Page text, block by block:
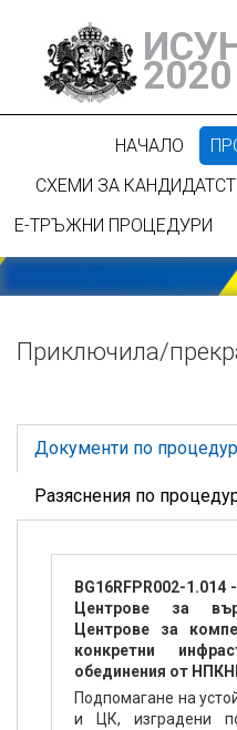
2020
НАЧАЛО
СХЕМИ ЗА
Е-ТРЪЖНИ ПРОЦЕДУРИ
Приключилa/
Документи по
Разяснения по
BG16RFPR002-
Центрове за
Центрове за
конкретни
обединения от
Подпомагане на
и ЦК, изградени